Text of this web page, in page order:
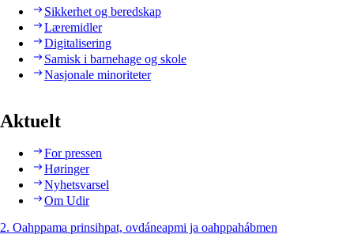
Sikkerhet og beredskap
Læremidler
Digitalisering
Samisk i barnehage og skole
Nasjonale minoriteter
Aktuelt
For pressen
Høringer
Nyhetsvarsel
Om Udir
2. Oahppama prinsihpat, ovdáneapmi ja oahppahábmen